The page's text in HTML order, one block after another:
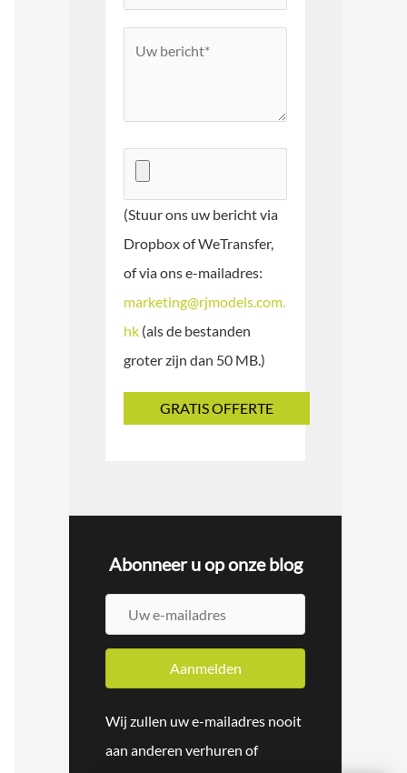
(Stuur ons uw bericht via
Dropbox of WeTransfer,
of via ons e-mailadres:
marketing@rjmodels.com.
hk (als de bestanden
groter zijn dan 50 MB.)
Abonneer u op onze blog
w
-
m
a
Aanmelden
Wij zullen uw e-mailadres nooit
aan anderen verhuren of